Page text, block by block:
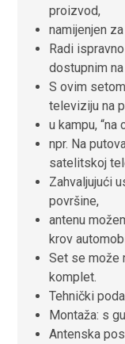
proizvod,
namijenjen
Radi
dostupnim
S ovim
televiziju na
u kampu, “na
npr. Na
satelitskoj
Zahvaljujući
površine,
antenu
krov
Set se može
komplet.
Tehnički
Montaža: s
Antenska